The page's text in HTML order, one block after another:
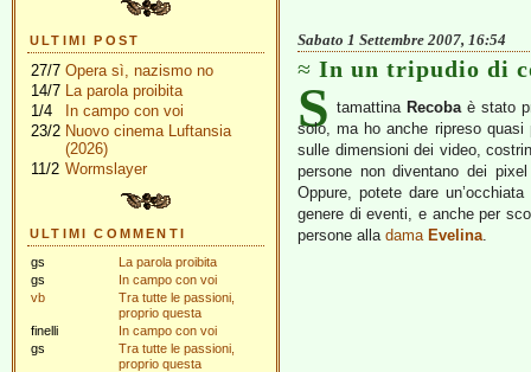
ULTIMI POST
27/7 Opera sì, nazismo no
14/7 La parola proibita
1/4
In campo con voi
23/2 Nuovo cinema Luftansia
(2026)
11/2 Wormslayer
ULTIMI COMMENTI
gs
La parola proibita
gs
In campo con voi
vb
Tra tutte le passioni,
proprio questa
finelli
In campo con voi
gs
Tra tutte le passioni,
proprio questa
Sabato 1 Settembre 2007, 16:54
In un tripudio di
S tamattina Recobaè stato
solo, ma ho anche ripreso
sulle dimensioni dei video,
persone non diventano dei
Oppure, potete dare
genere di eventi, e anche per
persone alla dama Evelina.